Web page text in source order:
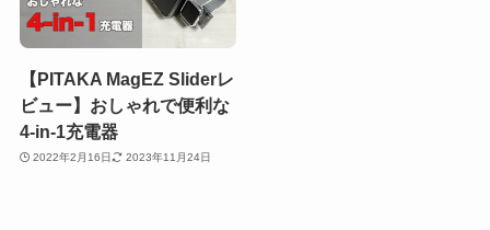
【PITAKA MagEZ Sliderレ
ビュー】おしゃれで便利な
4-in-1充電器
2022年2月16日 2023年11月24日